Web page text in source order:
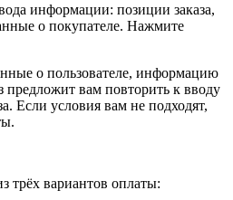
информации: позиции заказа,
о покупателе. Нажмите
о пользователе, информацию
предложит вам повторить к вводу
Если условия вам не подходят,
трёх вариантов оплаты: